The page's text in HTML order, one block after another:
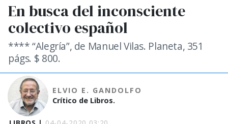
En busca del inconsciente
colectivo español
**** “Alegría”, de Manuel Vilas. Planeta, 351
págs. $ 800.
ELVIO E. GANDOLFO
Crítico de Libros.